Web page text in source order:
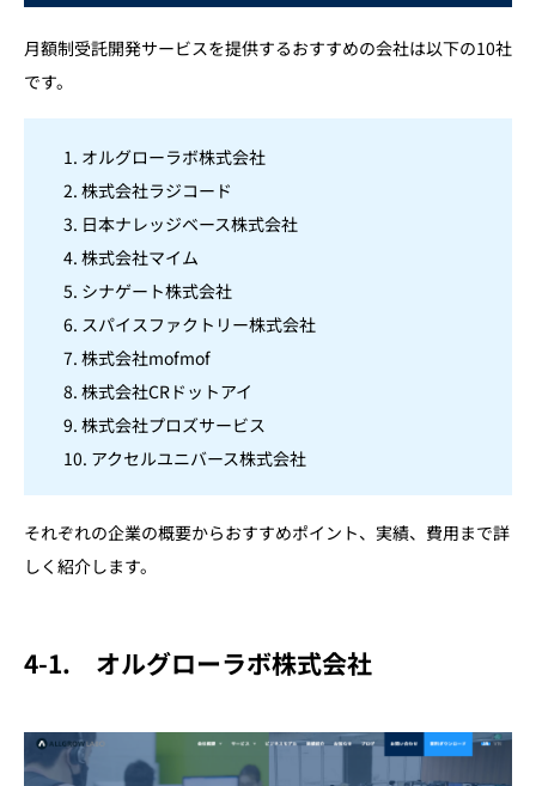
月額制受託開発サービスを提供するおすすめの会社は以下の10社
です。
1. オルグローラボ株式会社
2. 株式会社ラジコード
3. 日本ナレッジベース株式会社
4. 株式会社マイム
5. シナゲート株式会社
6. スパイスファクトリー株式会社
7. 株式会社mofmof
8. 株式会社CRドットアイ
9. 株式会社プロズサービス
10. アクセルユニバース株式会社
それぞれの企業の概要からおすすめポイント、実績、費用まで詳
しく紹介します。
4-1. オルグローラボ株式会社